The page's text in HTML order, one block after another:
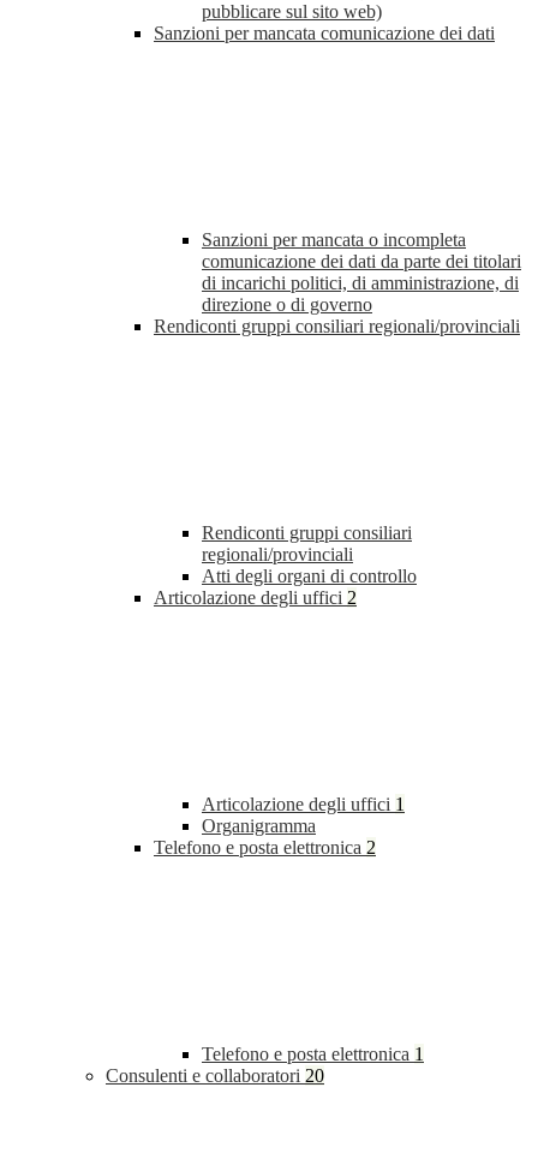
pubblicare sul sito web)
Sanzioni per mancata comunicazione dei dati
Sanzioni per mancata o incompleta
comunicazione dei dati da parte dei titolari
di incarichi politici, di amministrazione, di
direzione o di governo
Rendiconti gruppi consiliari regionali/provinciali
Rendiconti gruppi consiliari
regionali/provinciali
Atti degli organi di controllo
Articolazione degli uffici 2
Articolazione degli uffici 1
Organigramma
Telefono e posta elettronica 2
Telefono e posta elettronica 1
Consulenti e collaboratori 20